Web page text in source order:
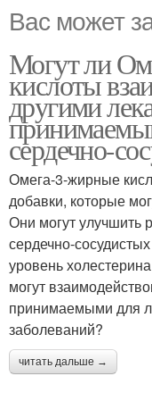
Вас может
Могут ли
кислоты
другими
сердечно-
Омега-3-жирные
добавки, которые
Они могут улучшить
сердечно-
уровень
могут
принимаемыми для
заболеваний?
читать дальше →